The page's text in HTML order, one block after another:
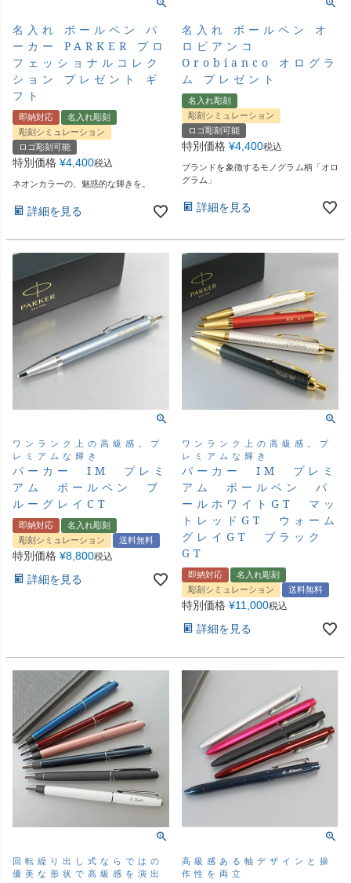
名入れ ボールペン パ
ーカー PARKER プロ
フェッショナルコレク
ション プレゼント ギ
フト
即納対応
名入れ彫刻
彫刻シミュレーション
ロゴ彫刻可能
特別価格 ¥4,400税込
ネオンカラーの、魅惑的な輝きを。
詳細を見る
名入れ ボールペン オ
ロビアンコ
Orobianco オログラ
ム プレゼント
名入れ彫刻
彫刻シミュレーション
ロゴ彫刻可能
特別価格 ¥4,400税込
ブランドを象徴するモノグラム柄「オロ
グラム」
詳細を見る
ワンランク上の高級感。プ
レミアムな輝き
パーカー IM プレミ
アム ボールペン ブ
ルーグレイCT
即納対応
名入れ彫刻
彫刻シミュレーション
送料無料
特別価格 ¥8,800税込
詳細を見る
ワンランク上の高級感。プ
レミアムな輝き
パーカー IM プレミ
アム ボールペン パ
ールホワイトGT マッ
トレッドGT ウォーム
グレイGT ブラック
GT
即納対応
名入れ彫刻
彫刻シミュレーション
送料無料
特別価格 ¥11,000税込
詳細を見る
回転繰り出し式ならではの
優美な形状で高級感を演出
高級感ある軸デザインと操
作性を両立